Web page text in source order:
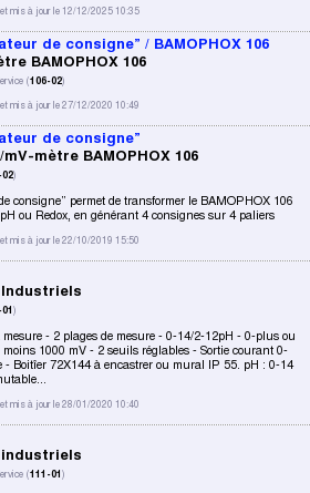
mis à jour le 12/12/2025 10:35
de consigne” / BAMOPHOX 106
BAMOPHOX 106
(106-02)
mis à jour le 27/12/2020 10:49
de consigne”
mètre BAMOPHOX 106
02)
consigne” permet de transformer le BAMOPHOX 106
ou Redox, en générant 4 consignes sur 4 paliers
mis à jour le 22/10/2019 15:50
Industriels
)
mesure - 2 plages de mesure - 0-14/2-12pH - 0-plus ou
1000 mV - 2 seuils réglables - Sortie courant 0-
- Boitîer 72X144 à encastrer ou mural IP 55. pH : 0-14
mis à jour le 28/01/2020 10:40
industriels
(111-01 )